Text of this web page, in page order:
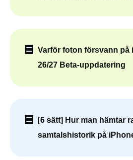
Varför foton försvann på
26/27 Beta-uppdatering
[6 sätt] Hur man hämtar
samtalshistorik på